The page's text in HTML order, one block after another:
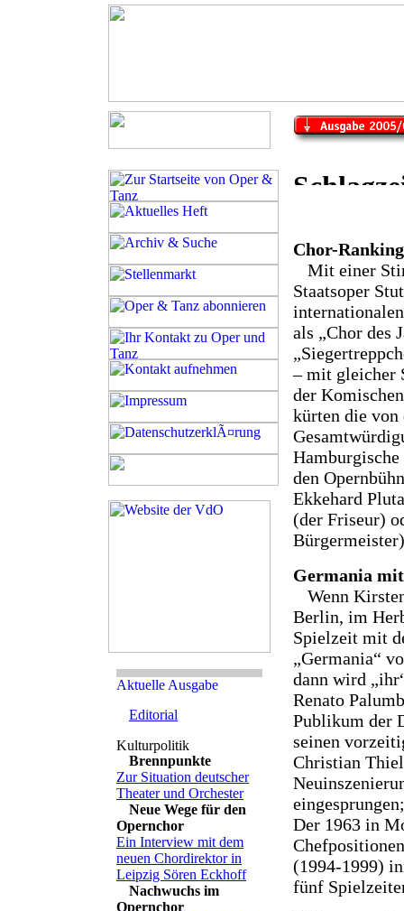
Editorial
Brennpunkte
Zur Situation deutscher
Theater und Orchester
Neue Wege für den
Opernchor
Ein Interview mit dem
neuen Chordirektor in
Leipzig Sören Eckhoff
Nachwuchs im
Opernchor
Chor-
Mit einer
Staatsoper
als „Chor des
– mit gleicher
der
kürten die
Hamburgische
den
Ekkehard
(der Friseur)
Germania
Wenn
Berlin, im
Spielzeit mit
„Germania“
dann wird
Renato
Publikum der
seinen
Christian
Der 1963 in
(1994-1999)
fünf